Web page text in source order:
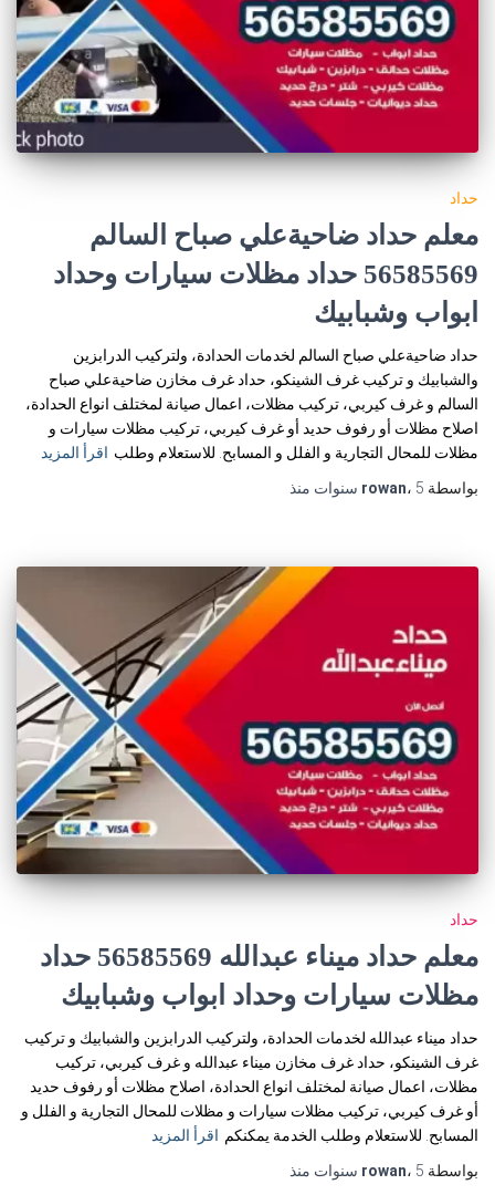
حداد
معلم حداد ضاحيةعلي صباح السالم
56585569 حداد مظلات سيارات وحداد
ابواب وشبابيك
حداد ضاحيةعلي صباح السالم لخدمات الحدادة، ولتركيب الدرابزين
والشبابيك و تركيب غرف الشينكو، حداد غرف مخازن ضاحيةعلي صباح
السالم و غرف كيربي، تركيب مظلات، اعمال صيانة لمختلف انواع الحدادة،
اصلاح مظلات أو رفوف حديد أو غرف كيربي، تركيب مظلات سيارات و
مظلات للمحال التجارية و الفلل و المسابح. للاستعلام وطلب اقرأ المزيد
بواسطة
rowan، 5 سنوات منذ
حداد
معلم حداد ميناء عبدالله 56585569 حداد
مظلات سيارات وحداد ابواب وشبابيك
حداد ميناء عبدالله لخدمات الحدادة، ولتركيب الدرابزين والشبابيك و تركيب
غرف الشينكو، حداد غرف مخازن ميناء عبدالله و غرف كيربي، تركيب
مظلات، اعمال صيانة لمختلف انواع الحدادة، اصلاح مظلات أو رفوف حديد
أو غرف كيربي، تركيب مظلات سيارات و مظلات للمحال التجارية و الفلل و
المسابح. للاستعلام وطلب الخدمة يمكنكم اقرأ المزيد
بواسطة
rowan، 5 سنوات منذ